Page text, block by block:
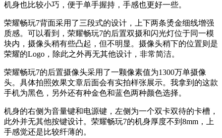
机身也比较小巧，便于单手握持，手感也更好一些。
荣耀畅玩7背面采用了三段式的设计，上下两条烫金细线增强
质感。可以看到，荣耀畅玩7的后置双摄和闪光灯位于同一模
块内，摄像头稍有些凸起，但不明显。摄像头稍下的位置则是
荣耀的Logo，除此之外再无其他设计，非常简洁。
荣耀畅玩7的后置摄像头采用了一颗像素值为1300万单摄像
头。具体拍照效果文章后面会有实拍样张展示。我拿到的这款
手机为黑色，另外还有种金色和蓝色两种颜色选择。
机身的右侧为音量键和电源键，左侧为一个双卡双待的卡槽，
此外并无其他按键设计。荣耀畅玩7的机身厚度不到8mm，上
手感觉还是比较纤薄的。